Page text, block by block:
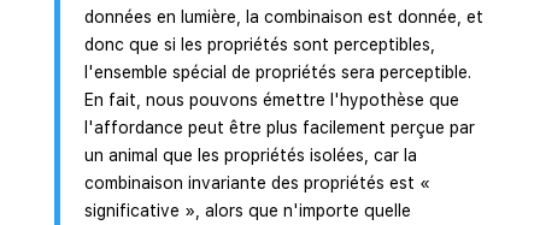
données en lumière, la combinaison est donnée, et
donc que si les propriétés sont perceptibles,
l'ensemble spécial de propriétés sera perceptible.
En fait, nous pouvons émettre l'hypothèse que
l'affordance peut être plus facilement perçue par
un animal que les propriétés isolées, car la
combinaison invariante des propriétés est «
significative », alors que n'importe quelle